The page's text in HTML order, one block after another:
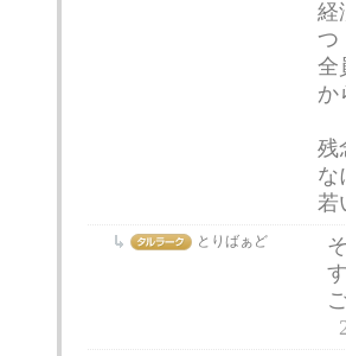
経
つ
全
か
残
な
若
とりばぁど